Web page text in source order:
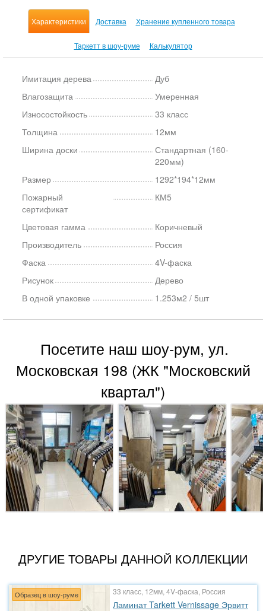
Характеристики Доставка Хранение купленного товара
Таркетт в шоу-руме Калькулятор
Имитация дерева
Дуб
Влагозащита
Умеренная
Износостойкость
33 класс
Толщина
12мм
Ширина доски
Стандартная (160-
220мм)
Размер
1292*194*12мм
Пожарный
сертификат
КМ5
Цветовая гамма
Коричневый
Производитель
Россия
Фаска
4V-фаска
Рисунок
Дерево
В одной упаковке
1.253м2 / 5шт
Посетите наш шоу-рум, ул.
Московская 198 (ЖК "Московский
квартал")
ДРУГИЕ ТОВАРЫ ДАННОЙ КОЛЛЕКЦИИ
Образец в шоу-руме 33 класс, 12мм, 4V-фаска, Россия
Ламинат Tarkett Vernissage Эрвитт